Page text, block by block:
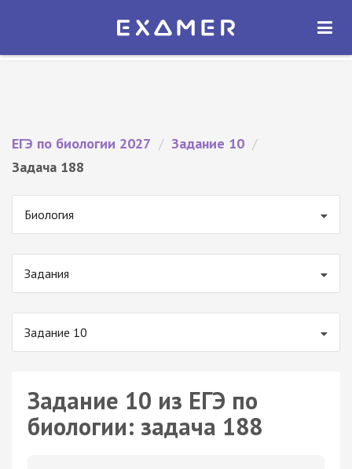
Экзамер — ЕГЭ 2027
ОТКРЫТЬ
ЕГЭ по биологии 2027 / Задание 10 /
Задача 188
Биология
Задания
Задание 10
Задание 10 из ЕГЭ по
биологии: задача 188